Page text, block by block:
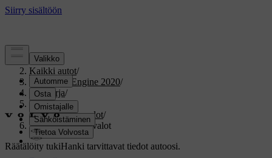
Tuki/
Kaikki autot/
V60 Twin Engine 2020/
Ohjekirja/
Valaistus/
Ulkopuolen valot/
Aktiiviset kaarrevalot
Räätälöity tukiHanki tarvittavat tiedot autoosi.